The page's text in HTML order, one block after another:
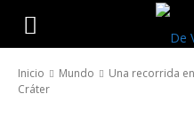
Inicio Mundo
Una recorrida
Cráter